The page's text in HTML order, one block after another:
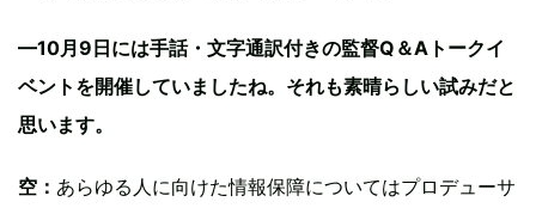
—10月9日には手話・文字通訳付きの監督Q＆Aトークイ
ベントを開催していましたね。それも素晴らしい試みだと
思います。
空： あらゆる人に向けた情報保障についてはプロデューサ